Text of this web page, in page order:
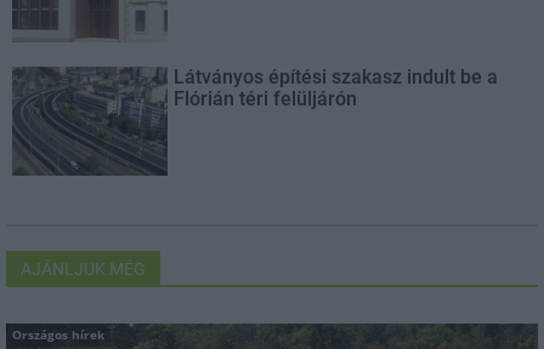
Látványos építési szakasz indult be a
Flórián téri felüljárón
AJÁNLJUK MÉG
Országos hírek